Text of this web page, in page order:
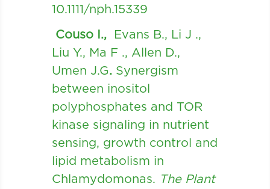
10.1111/nph.15339
Couso I.,Evans B., Li J .,
Liu Y., Ma F ., Allen D.,
Umen J.G. Synergism
between inositol
polyphosphates and TOR
kinase signaling in nutrient
sensing, growth control and
lipid metabolism in
Chlamydomonas. The Plant